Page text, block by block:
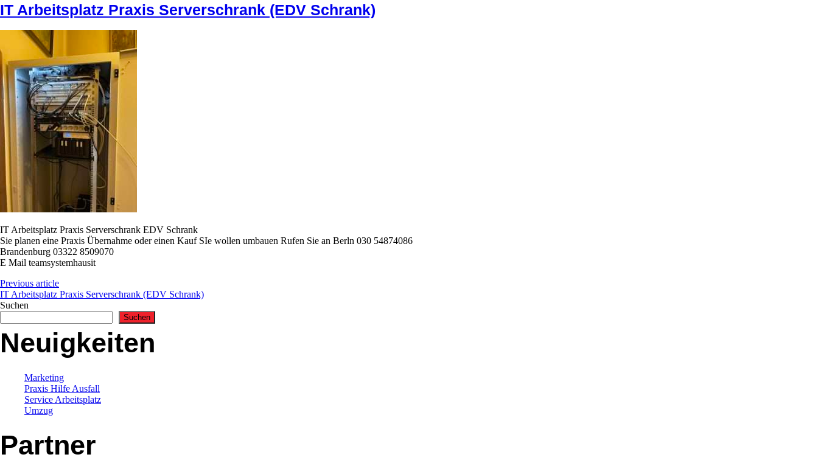
IT Arbeitsplatz Praxis Serverschrank (EDV Schrank)
IT Arbeitsplatz Praxis Serverschrank EDV Schrank
Sie planen eine Praxis Übernahme oder einen Kauf SIe wollen umbauen Rufen Sie an Berln 030 54874086
Brandenburg 03322 8509070
E Mail teamsystemhausit
Previous article
IT Arbeitsplatz Praxis Serverschrank (EDV Schrank)
Suchen
Suchen
Neuigkeiten
Marketing
Praxis Hilfe Ausfall
Service Arbeitsplatz
Umzug
Partner